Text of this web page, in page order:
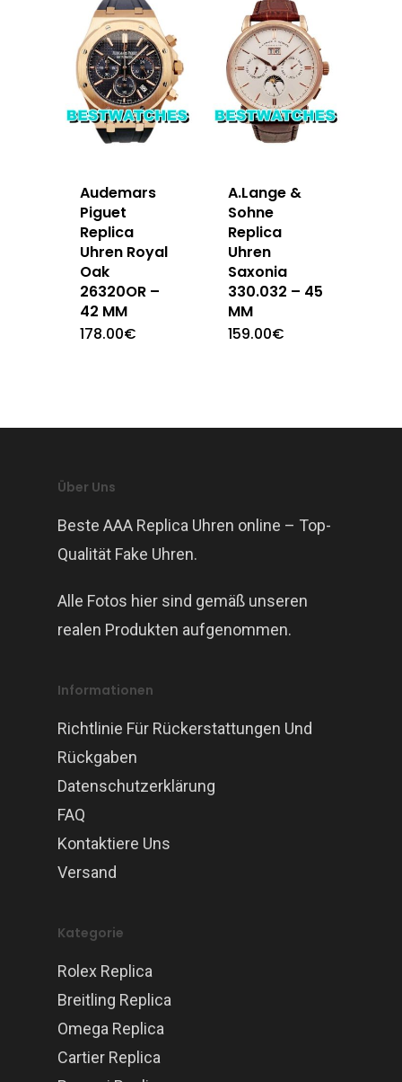
Audemars
Piguet
Replica
Uhren Royal
Oak
26320OR –
42 MM
178.00€
A.Lange &
Sohne
Replica
Uhren
Saxonia
330.032 – 45
MM
159.00€
Über Uns
Beste AAA Replica Uhren online – Top-
Qualität Fake Uhren.
Alle Fotos hier sind gemäß unseren
realen Produkten aufgenommen.
Informationen
Richtlinie Für Rückerstattungen Und
Rückgaben
Datenschutzerklärung
FAQ
Kontaktiere Uns
Versand
Kategorie
Rolex Replica
Breitling Replica
Omega Replica
Cartier Replica